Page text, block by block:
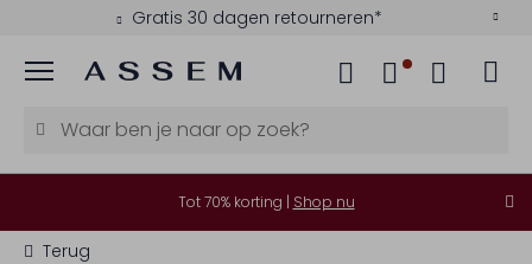
Kies zelf je bezorgmoment
Menu
Tot 70% korting | Shop nu
Terug